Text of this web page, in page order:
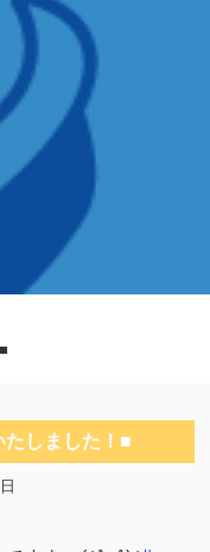
たしました！■